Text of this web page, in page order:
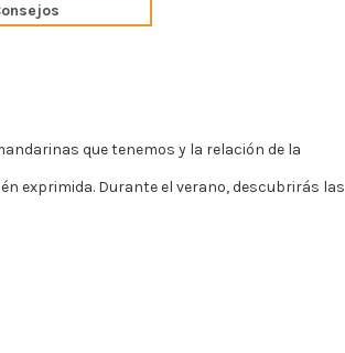
que tenemos y la relación de la
exprimida. Durante el verano, descubrirás las